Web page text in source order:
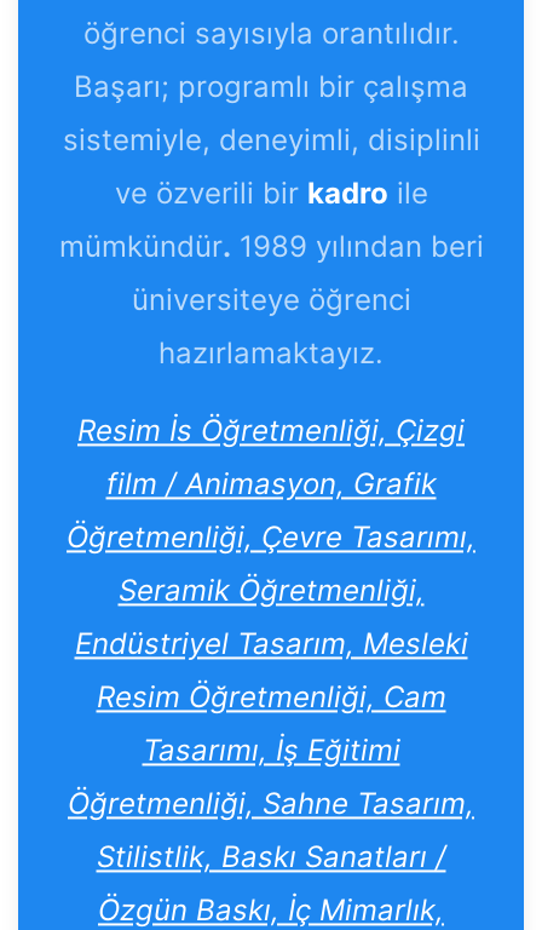
öğrenci sayısıyla orantılıdır.
Başarı; programlı bir çalışma
sistemiyle, deneyimli, disiplinli
ve özverili bir kadro ile
mümkündür. 1989 yılından beri
üniversiteye öğrenci
hazırlamaktayız.
Resim İs Öğretmenliği, Çizgi
film / Animasyon, Grafik
Öğretmenliği, Çevre Tasarımı,
Seramik Öğretmenliği,
Endüstriyel Tasarım, Mesleki
Resim Öğretmenliği, Cam
Tasarımı, İş Eğitimi
Öğretmenliği, Sahne Tasarım,
Stilistlik, Baskı Sanatları /
Özgün Baskı, İç Mimarlık,